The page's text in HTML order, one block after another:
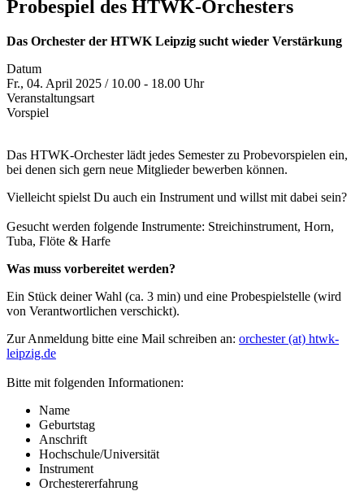
Probespiel des HTWK-Orchesters
Das Orchester der HTWK Leipzig sucht wieder Verstärkung
Datum
Fr., 04. April 2025 / 10.00 - 18.00 Uhr
Veranstaltungsart
Vorspiel
Das HTWK-Orchester lädt jedes Semester zu Probevorspielen ein,
bei denen sich gern neue Mitglieder bewerben können.
Vielleicht spielst Du auch ein Instrument und willst mit dabei sein?
Gesucht werden folgende Instrumente: Streichinstrument, Horn,
Tuba, Flöte & Harfe
Was muss vorbereitet werden?
Ein Stück deiner Wahl (ca. 3 min) und eine Probespielstelle (wird
von Verantwortlichen verschickt).
Zur Anmeldung bitte eine Mail schreiben an: orchester (at) htwk-
leipzig.de
Bitte mit folgenden Informationen:
Name
Geburtstag
Anschrift
Hochschule/Universität
Instrument
Orchestererfahrung